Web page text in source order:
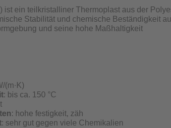
ist ein teilkristalliner Thermoplast aus der
Stabilität und chemische Beständigkeit
und seine hohe Maßhaltigkeit
(m·K)
: bis ca. 150 °C
: hohe festigkeit, zäh
: sehr gut gegen viele Chemikalien